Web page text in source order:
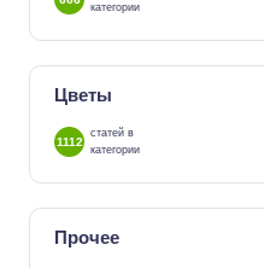
категории
Цветы
1112
статей в
категории
Прочее